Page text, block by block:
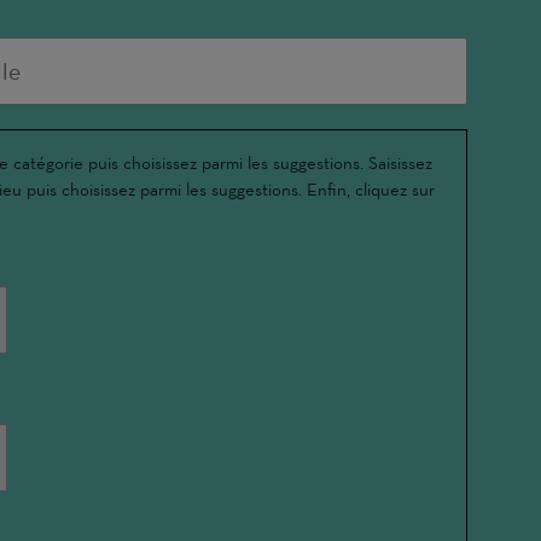
catégorie puis choisissez parmi les suggestions. Saisissez
puis choisissez parmi les suggestions. Enfin, cliquez sur